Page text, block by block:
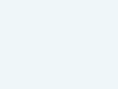
(individuell oder nach
mit
Maßnahmen
oder